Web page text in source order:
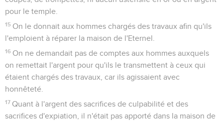
pour le temple.
15 On le donnait aux hommes chargés des travaux afin qu'ils
l'emploient à réparer la maison de l'Eternel.
16 On ne demandait pas de comptes aux hommes auxquels
on remettait l'argent pour qu'ils le transmettent à ceux qui
étaient chargés des travaux, car ils agissaient avec
honnêteté.
17 Quant à l'argent des sacrifices de culpabilité et des
sacrifices d'expiation, il n'était pas apporté dans la maison de